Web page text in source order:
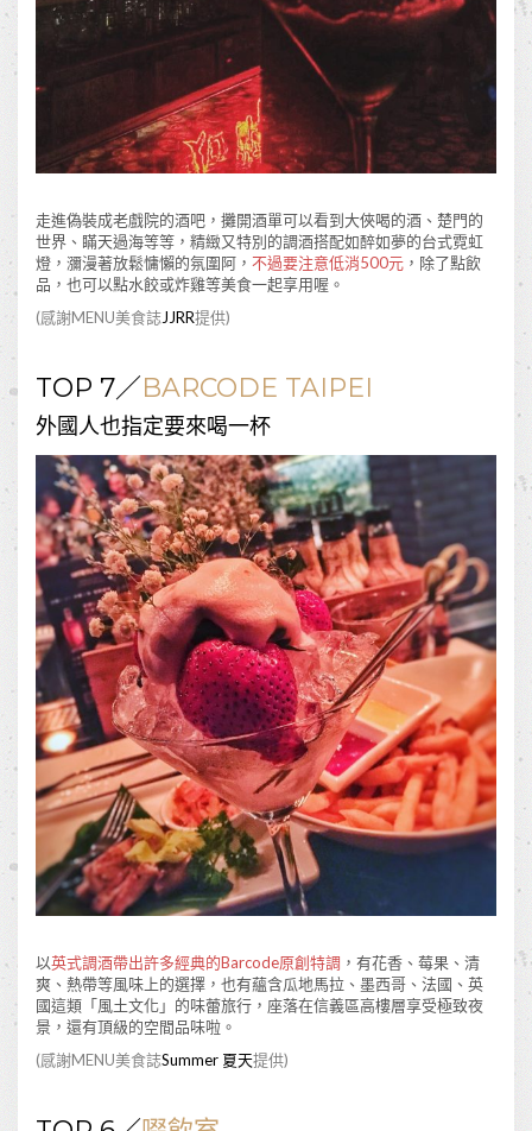
走進偽裝成老戲院的酒吧，攤開酒單可以看到大俠喝的酒、楚門的
世界、瞞天過海等等，精緻又特別的調酒搭配如醉如夢的台式霓虹
燈，瀰漫著放鬆慵懶的氛圍阿， 不過要注意低消500元 ，除了點飲
品，也可以點水餃或炸雞等美食一起享用喔。
(感謝MENU美食誌JJRR提供)
TOP 7／BARCODE TAIPEI
外國人也指定要來喝一杯
以英式調酒帶出許多經典的Barcode原創特調 ，有花香、莓果、清
爽、熱帶等風味上的選擇，也有蘊含瓜地馬拉、墨西哥、法國、英
國這類「風土文化」的味蕾旅行，座落在信義區高樓層享受極致夜
景，還有頂級的空間品味啦。
(感謝MENU美食誌Summer 夏天提供)